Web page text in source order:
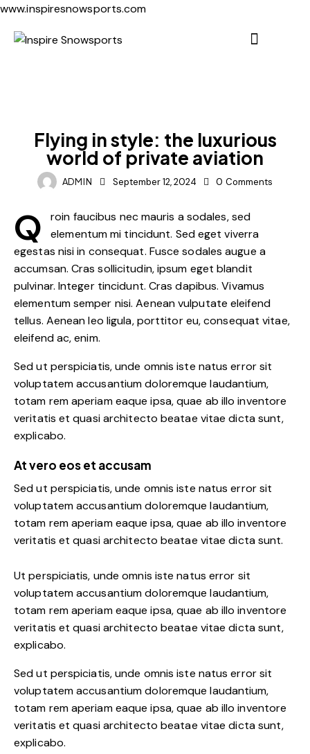
www.inspiresnowsports.com
Flying in style: the luxurious
world of private aviation
ADMIN September 12, 2024 0 Comments
Q
roin faucibus nec mauris a sodales, sed
elementum mi tincidunt. Sed eget viverra
egestas nisi in consequat. Fusce sodales augue a
accumsan. Cras sollicitudin, ipsum eget blandit
pulvinar. Integer tincidunt. Cras dapibus. Vivamus
elementum semper nisi. Aenean vulputate eleifend
tellus. Aenean leo ligula, porttitor eu, consequat vitae,
eleifend ac, enim.
Sed ut perspiciatis, unde omnis iste natus error sit
voluptatem accusantium doloremque laudantium,
totam rem aperiam eaque ipsa, quae ab illo inventore
veritatis et quasi architecto beatae vitae dicta sunt,
explicabo.
At vero eos et accusam
Sed ut perspiciatis, unde omnis iste natus error sit
voluptatem accusantium doloremque laudantium,
totam rem aperiam eaque ipsa, quae ab illo inventore
veritatis et quasi architecto beatae vitae dicta sunt.
Ut perspiciatis, unde omnis iste natus error sit
voluptatem accusantium doloremque laudantium,
totam rem aperiam eaque ipsa, quae ab illo inventore
veritatis et quasi architecto beatae vitae dicta sunt,
explicabo.
Sed ut perspiciatis, unde omnis iste natus error sit
voluptatem accusantium doloremque laudantium,
totam rem aperiam eaque ipsa, quae ab illo inventore
veritatis et quasi architecto beatae vitae dicta sunt,
explicabo.